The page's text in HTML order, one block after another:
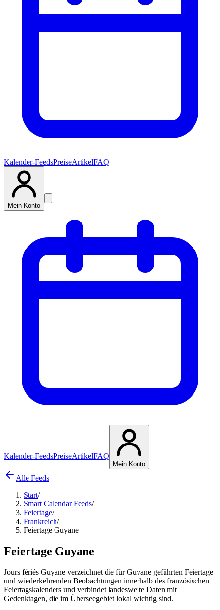
Kalender-FeedsPreiseArtikelFAQ
Mein Konto
Kalender-FeedsPreiseArtikelFAQ
Mein Konto
Alle Feeds
Start/
Smart Calendar Feeds/
Feiertage/
Frankreich/
Feiertage Guyane
Feiertage Guyane
Jours fériés Guyane verzeichnet die für Guyane geführten Feiertage
und wiederkehrenden Beobachtungen innerhalb des französischen
Feiertagskalenders und verbindet landesweite Daten mit
Gedenktagen, die im Überseegebiet lokal wichtig sind.